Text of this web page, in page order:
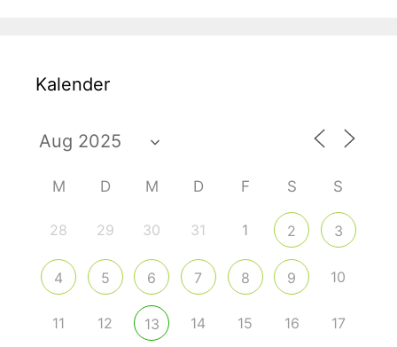
Kalender
M D M D F S S
28 29 30 31 1 2 3
4 5 6 7 8 9 10
11 12 13 14 15 16 17